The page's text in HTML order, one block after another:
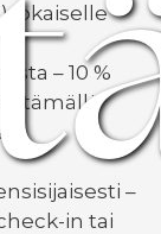
jokaiselle
– 10 %
–
in tai